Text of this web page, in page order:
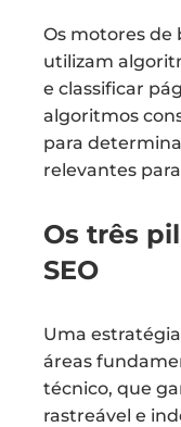
Os motores de
utilizam
e classificar
algoritmos
para
relevantes
Os três
SEO
Uma
áreas
técnico, que
rastreável e